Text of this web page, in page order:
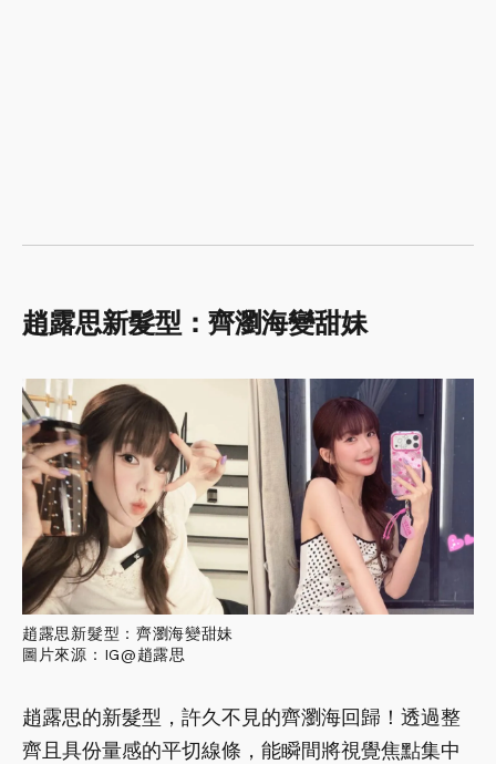
趙露思新髮型：齊瀏海變甜妹
趙露思新髮型：齊瀏海變甜妹
圖片來源：IG@趙露思
趙露思的新髮型，許久不見的齊瀏海回歸！透過整
齊且具份量感的平切線條，能瞬間將視覺焦點集中